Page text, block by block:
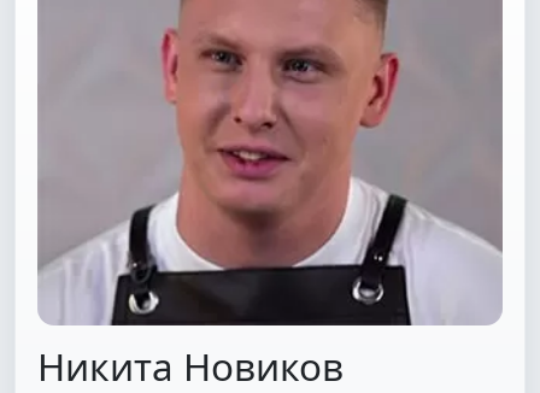
Никита Новиков